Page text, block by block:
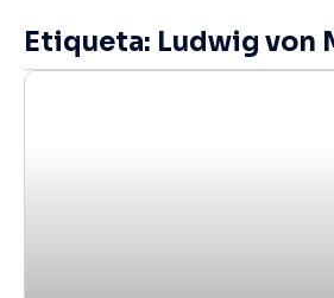
Etiqueta: Ludwig von